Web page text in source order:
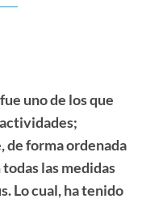
uno de los que
de forma ordenada
las medidas
Lo cual, ha tenido